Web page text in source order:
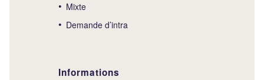
Mixte
Demande d’intra
Informations